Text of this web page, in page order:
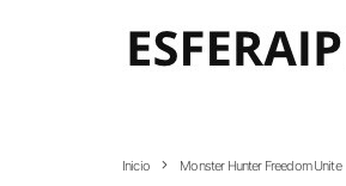
Inicio Monster Hunter Freedom Unite